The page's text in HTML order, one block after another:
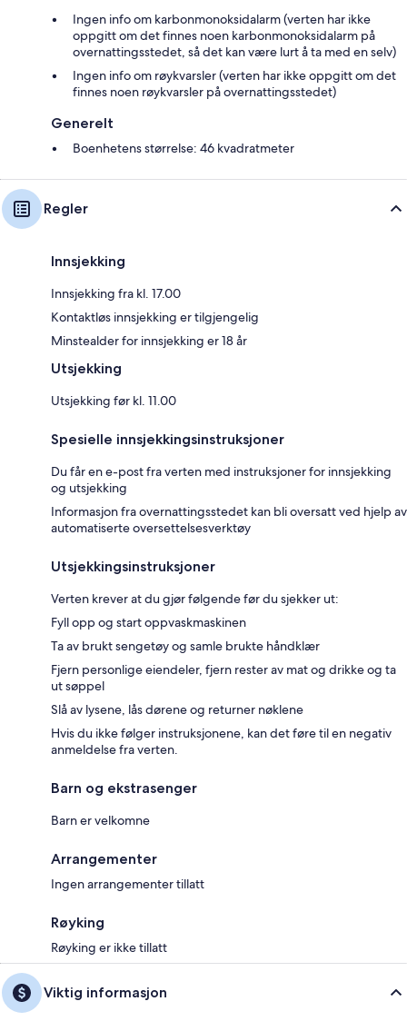
Ingen info om karbonmonoksidalarm (verten har ikke
oppgitt om det finnes noen karbonmonoksidalarm på
overnattingsstedet, så det kan være lurt å ta med en selv)
Ingen info om røykvarsler (verten har ikke oppgitt om det
finnes noen røykvarsler på overnattingsstedet)
Generelt
Boenhetens størrelse: 46 kvadratmeter
Regler
Innsjekking
Innsjekking fra kl. 17.00
Kontaktløs innsjekking er tilgjengelig
Minstealder for innsjekking er 18 år
Utsjekking
Utsjekking før kl. 11.00
Spesielle innsjekkingsinstruksjoner
Du får en e-post fra verten med instruksjoner for innsjekking
og utsjekking
Informasjon fra overnattingsstedet kan bli oversatt ved hjelp av
automatiserte oversettelsesverktøy
Utsjekkingsinstruksjoner
Verten krever at du gjør følgende før du sjekker ut:
Fyll opp og start oppvaskmaskinen
Ta av brukt sengetøy og samle brukte håndklær
Fjern personlige eiendeler, fjern rester av mat og drikke og ta
ut søppel
Slå av lysene, lås dørene og returner nøklene
Hvis du ikke følger instruksjonene, kan det føre til en negativ
anmeldelse fra verten.
Barn og ekstrasenger
Barn er velkomne
Arrangementer
Ingen arrangementer tillatt
Røyking
Røyking er ikke tillatt
Viktig informasjon